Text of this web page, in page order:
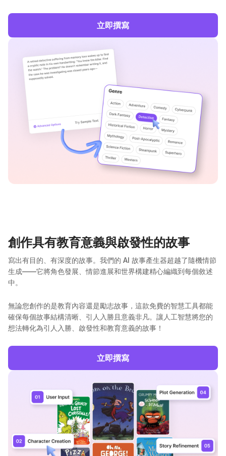
立即撰寫
創作具有教育意義與啟發性的故事
寫出有目的、有深度的故事。我們的 AI 故事產生器超越了隨機情節
生成——它將角色發展、情節進展和世界構建精心編織到每個敘述
中。
無論您創作的是教育內容還是勵志故事，這款免費的智慧工具都能
確保每個故事結構清晰、引人入勝且意義非凡。讓人工智慧將您的
想法轉化為引人入勝、啟發性和教育意義的故事！
立即撰寫